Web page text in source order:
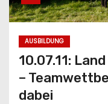
AUSBILDUNG
10.07.11:
–
dabei